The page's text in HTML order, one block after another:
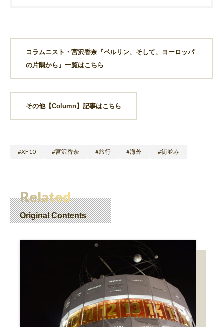
コラムニスト・宮沢香奈『ベルリン、そして、ヨーロッパ
の片隅から』一覧はこちら
その他【Column】記事はこちら
XF10 宮沢香奈 旅行 海外 街並み
Related
Original Contents